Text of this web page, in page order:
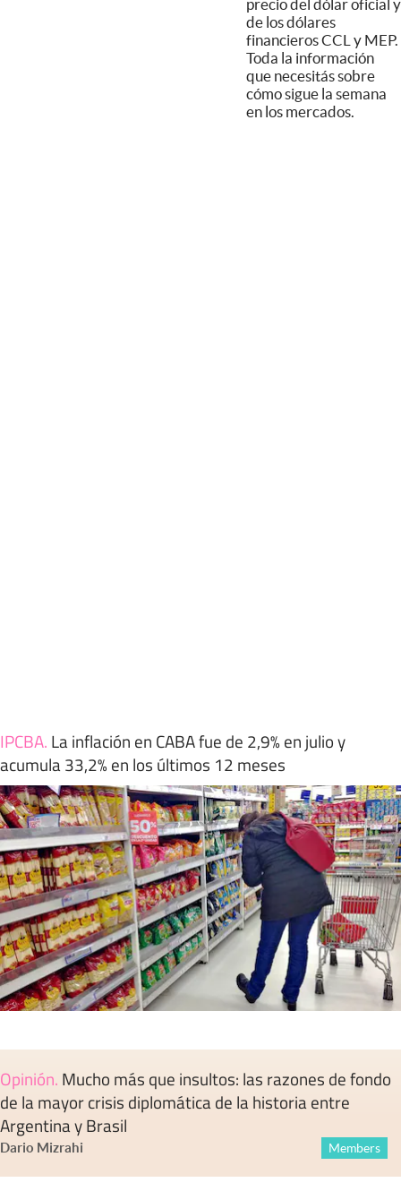
precio del dólar oficial y
de los dólares
financieros CCL y MEP.
Toda la información
que necesitás sobre
cómo sigue la semana
en los mercados.
IPCBA. La inflación en CABA fue de 2,9% en julio y
acumula 33,2% en los últimos 12 meses
Opinión. Mucho más que insultos: las razones de fondo
de la mayor crisis diplomática de la historia entre
Argentina y Brasil
Dario Mizrahi Members